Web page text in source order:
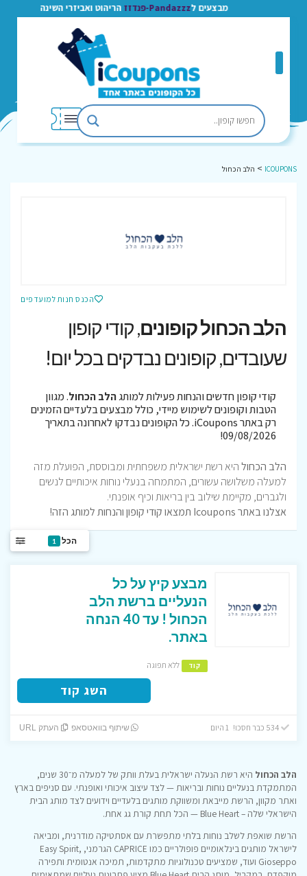
מבצעים לPandazzz-פנדזז הריהוט ואביזרי השינה
ICOUPONS
> הלב הכחול
הכנס חנות למועדפים
הלב הכחול קופונים, קודי קופון
שעובדים, קופונים נבדקים בכל יום!
קודי קופון חדשים והנחות פעילות למותגהלב הכחול. מגוון
הטבות וקופונים לשימוש מיידי, כולל מבצעים בלעדיים הזמינים
רק באתר iCoupons. כל הקופונים נבדקו לאחרונה בתאריך
09/08/2026!
הלב הכחולהיא רשת ישראלית משפחתית ומבוססת, הפועלת מזה
למעלה משלושה עשורים, המתמחה בנעלי נוחות איכותיים לנשים
ולגברים, מקיימת שילוב בין בריאות וכיף אופנתי.
אצלנו באתר Icoupons תמצאו קודי קופון והנחות למותג הזה!
הכל 1
מבצע קיץ על כל
הנעליים ברשת הלב
הכחול ! עד 40 הנחה
באתר.
קוד ללא תפוגה
השג קוד
534 כבר חסכו! 1 היום שיתוף בוואטסאפ העתק URL
הלב הכחול
היא רשת הנעלה ישראלית בעלת וותק של למעלה מ־30 שנים,
המתמקדת בנעליים נוחות ובריאות — לצד עיצוב איכותי ואופנתי. עם סניפים בארץ
ואתר מקוון, הרשת מייבאת ומשווקת מותגים בלעדיים וידועים לצד מותג הבית
הישראלי שלה – Blue Heart — הכל תחת קורת גג אחת.
הרשת שואפת לשלב נוחות בלתי מתפשרת עם אסתטיקה מודרנית, ומביאה
לישראל מותגים בינלאומיים פופולריים כמו CAPRICE הגרמני, Easy Spirit,
Gioseppo ועוד, שמציעים טכנולוגיות מתקדמות, תמיכה אנטומית ותפירה